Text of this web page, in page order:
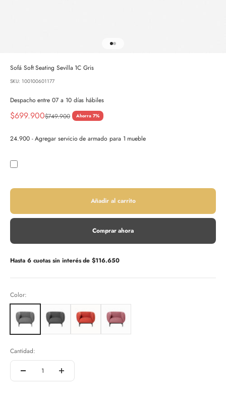
Ir al artículo 1
Ir al artículo 2
Sofá Soft Seating Sevilla 1C Gris
SKU: 100100601177
Despacho entre 07 a 10 días hábiles
Precio de oferta
$699.900Precio normal
$749.900 Ahorra 7%
24.900 - Agregar servicio de armado para 1 mueble
Añadir al carrito
Comprar ahora
Hasta 6 cuotas sin interés de$116.650
Color:
Cantidad: